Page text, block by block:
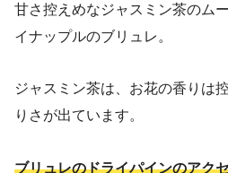
甘さ控えめなジャスミン茶のム
イナップルのブリュレ。
ジャスミン茶は、お花の香りは
りさが出ています。
ブリュレのドライパインのアク